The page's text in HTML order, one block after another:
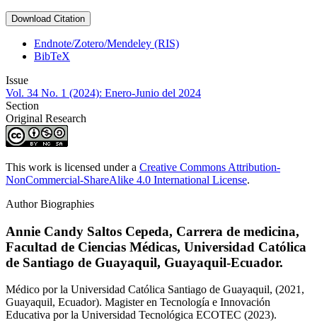
Download Citation
Endnote/Zotero/Mendeley (RIS)
BibTeX
Issue
Vol. 34 No. 1 (2024): Enero-Junio del 2024
Section
Original Research
This work is licensed under a Creative Commons Attribution-
NonCommercial-ShareAlike 4.0 International License.
Author Biographies
Annie Candy Saltos Cepeda, Carrera de medicina,
Facultad de Ciencias Médicas, Universidad Católica
de Santiago de Guayaquil, Guayaquil-Ecuador.
Médico por la Universidad Católica Santiago de Guayaquil, (2021,
Guayaquil, Ecuador). Magister en Tecnología e Innovación
Educativa por la Universidad Tecnológica ECOTEC (2023).